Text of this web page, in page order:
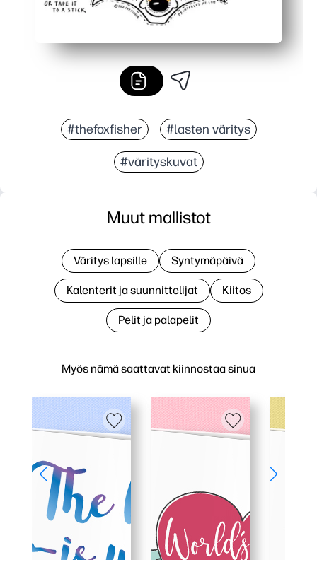
#thefoxfisher #lasten väritys
#värityskuvat
Myös nämä saattavat kiinnostaa sinua
Muut mallistot
Väritys lapsille Syntymäpäivä
Kalenterit ja suunnittelijat Kiitos
Pelit ja palapelit